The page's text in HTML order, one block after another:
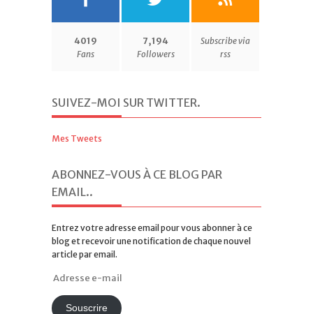
4019
Fans
7,194
Followers
Subscribe via
rss
SUIVEZ-MOI SUR TWITTER.
Mes Tweets
ABONNEZ-VOUS À CE BLOG PAR
EMAIL..
Entrez votre adresse email pour vous abonner à ce
blog et recevoir une notification de chaque nouvel
article par email.
Adresse
mailSouscrire